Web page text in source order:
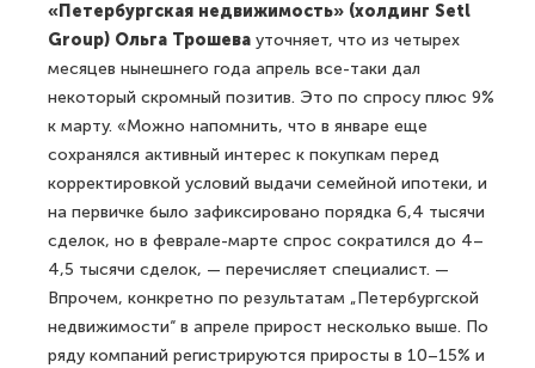
«Петербургская недвижимость» (холдинг Setl
Group) Ольга Трошева уточняет, что из четырех
месяцев нынешнего года апрель все-таки дал
некоторый скромный позитив. Это по спросу плюс 9%
к марту. «Можно напомнить, что в январе еще
сохранялся активный интерес к покупкам перед
корректировкой условий выдачи семейной ипотеки, и
на первичке было зафиксировано порядка 6,4 тысячи
сделок, но в феврале-марте спрос сократился до 4–
4,5 тысячи сделок, — перечисляет специалист. —
Впрочем, конкретно по результатам „Петербургской
недвижимости“ в апреле прирост несколько выше. По
ряду компаний регистрируются приросты в 10–15% и